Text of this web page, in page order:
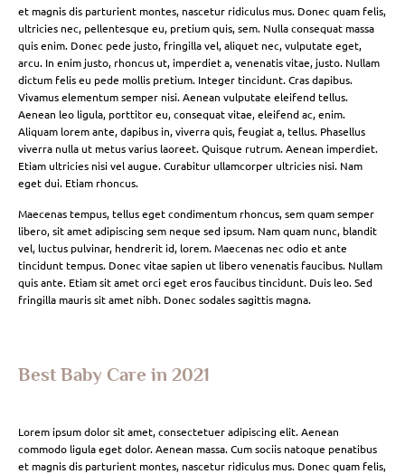
et magnis dis parturient montes, nascetur ridiculus mus. Donec quam felis,
ultricies nec, pellentesque eu, pretium quis, sem. Nulla consequat massa
quis enim. Donec pede justo, fringilla vel, aliquet nec, vulputate eget,
arcu. In enim justo, rhoncus ut, imperdiet a, venenatis vitae, justo. Nullam
dictum felis eu pede mollis pretium. Integer tincidunt. Cras dapibus.
Vivamus elementum semper nisi. Aenean vulputate eleifend tellus.
Aenean leo ligula, porttitor eu, consequat vitae, eleifend ac, enim.
Aliquam lorem ante, dapibus in, viverra quis, feugiat a, tellus. Phasellus
viverra nulla ut metus varius laoreet. Quisque rutrum. Aenean imperdiet.
Etiam ultricies nisi vel augue. Curabitur ullamcorper ultricies nisi. Nam
eget dui. Etiam rhoncus.
Maecenas tempus, tellus eget condimentum rhoncus, sem quam semper
libero, sit amet adipiscing sem neque sed ipsum. Nam quam nunc, blandit
vel, luctus pulvinar, hendrerit id, lorem. Maecenas nec odio et ante
tincidunt tempus. Donec vitae sapien ut libero venenatis faucibus. Nullam
quis ante. Etiam sit amet orci eget eros faucibus tincidunt. Duis leo. Sed
fringilla mauris sit amet nibh. Donec sodales sagittis magna.
Best Baby Care in 2021
Lorem ipsum dolor sit amet, consectetuer adipiscing elit. Aenean
commodo ligula eget dolor. Aenean massa. Cum sociis natoque penatibus
et magnis dis parturient montes, nascetur ridiculus mus. Donec quam felis,